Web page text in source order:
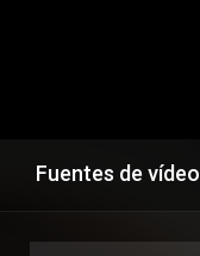
Fuentes de vídeo